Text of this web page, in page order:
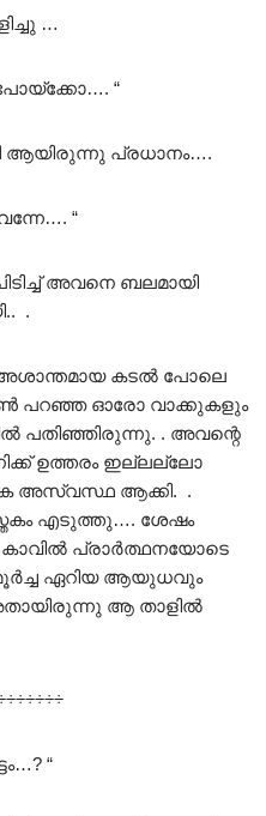
…
“
ആയിരുന്നു പ്രധാനം….
“
അവനെ ബലമായി
.
കടൽ പോലെ
പറഞ്ഞ ഓരോ വാക്കുകളും
പതിഞ്ഞിരുന്നു. . അവന്റെ
ഉത്തരം ഇല്ലല്ലോ
അസ്വസ്ഥ ആക്കി. .
എടുത്തു…. ശേഷം
പ്രാർത്ഥനയോടെ
മൂർച്ച ഏറിയ ആയുധവും
ആ താളിൽ
“